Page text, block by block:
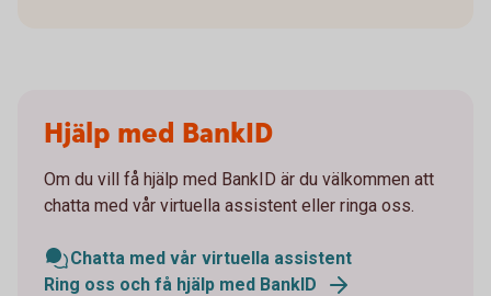
Hjälp med BankID
Om du vill få hjälp med BankID är du välkommen att
chatta med vår virtuella assistent eller ringa oss.
Chatta med vår virtuella assistent
Ring oss och få hjälp med BankID